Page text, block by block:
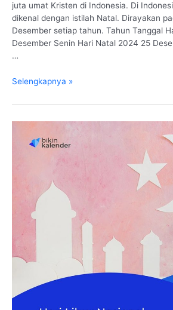
juta umat Kristen di Indonesia. Di
dikenal dengan istilah Natal. Dirayakan
Desember setiap tahun. Tahun Tanggal
Desember Senin Hari Natal 2024 25
…
Hari
2023,
2025
Selengkapnya »